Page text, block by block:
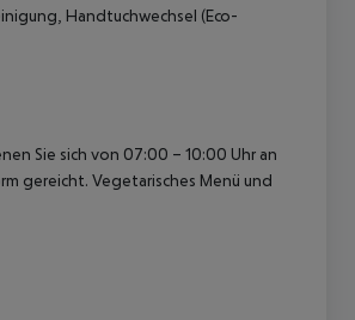
Handtuchwechsel (Eco-
Sie sich von 07:00 – 10:00 Uhr an
gereicht. Vegetarisches Menü und